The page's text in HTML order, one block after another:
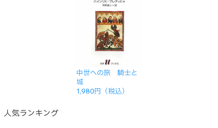
中世への旅 騎士と
城
1,980円（税込）
人気ランキング